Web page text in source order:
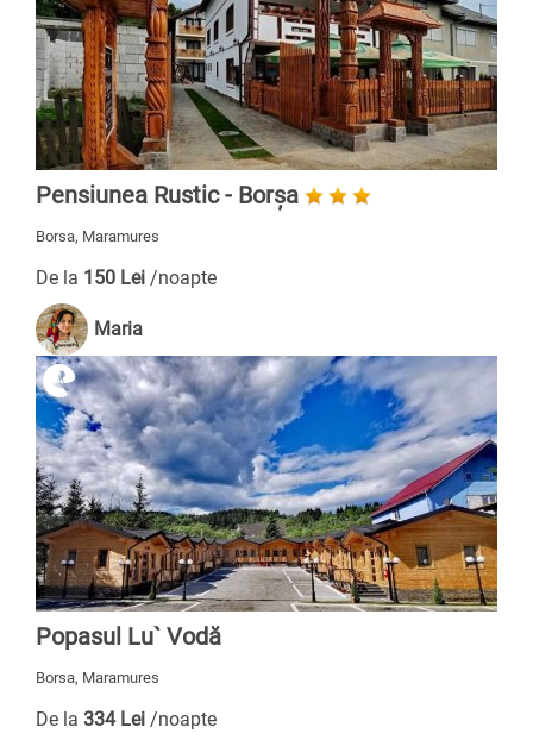
Pensiunea Rustic - Borșa
Borsa, Maramures
De la 150 Lei /noapte
Maria
Popasul Lu` Vodă
Borsa, Maramures
De la 334 Lei /noapte